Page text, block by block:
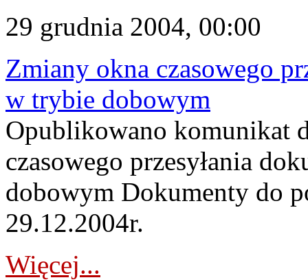
29 grudnia 2004, 00:00
Zmiany okna czasowego
w trybie dobowym
Opublikowano komunikat
czasowego przesyłania
dobowym Dokumenty do
29.12.2004r.
Więcej...